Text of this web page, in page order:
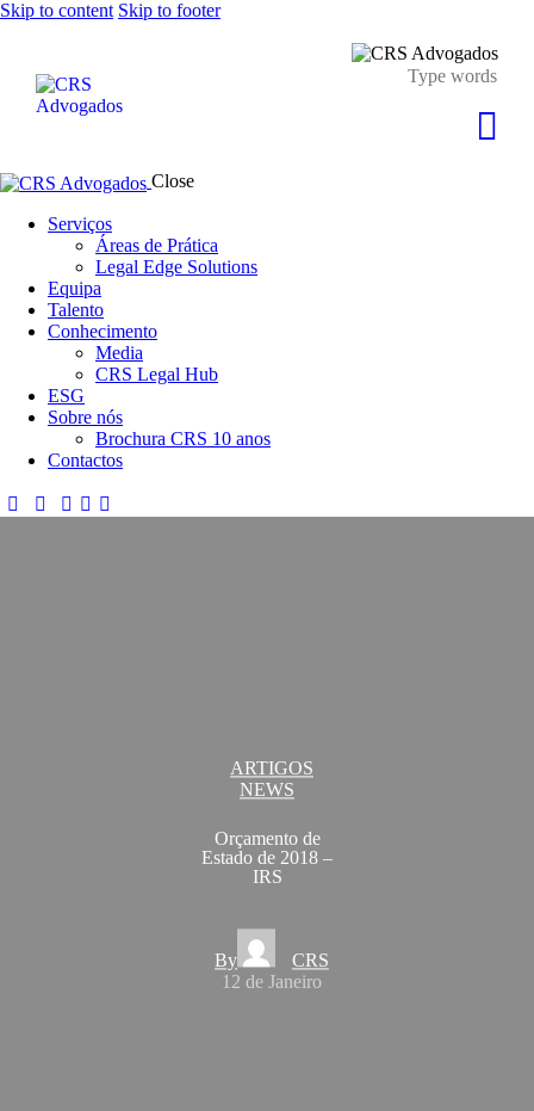
Skip to content Skip to footer
Close
Serviços
Áreas de Prática
Legal Edge Solutions
Equipa
Talento
Conhecimento
Media
CRS Legal Hub
ESG
Sobre nós
Brochura CRS 10 anos
Contactos
ARTIGOS
NEWS
Orçamento de
Estado de 2018 –
IRS
By
CRS
12 de Janeiro